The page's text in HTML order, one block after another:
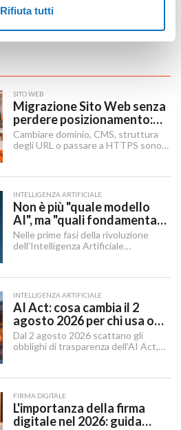
Rifiuta tutti
SITO WEB
Migrazione Sito Web senza
perdere posizionamento:
Redirect 301, URL e
Checklist SEO
Cambiare dominio, CMS, struttura
degli URL o passare a HTTPS sono i
ricerca.
INTELLIGENZA ARTIFICIALE
Non è più "quale modello
AI", ma "quali fondamenta":
dati, infrastruttura,
governance
Nelle prime fasi della rivoluzione
dell'Intelligenza Artificiale
"Quale modello dobbiamo usare?".
INTELLIGENZA ARTIFICIALE
AI Act: cosa cambia il 2
agosto 2026 per chi usa o
integra l'AI
Dal 2 agosto 2026 scattano gli
obblighi di trasparenza dell'AI Act,
rinviato quelli sui sistemi ad alto
FIRMA DIGITALE
L'importanza della firma
digitale nel 2026: guida